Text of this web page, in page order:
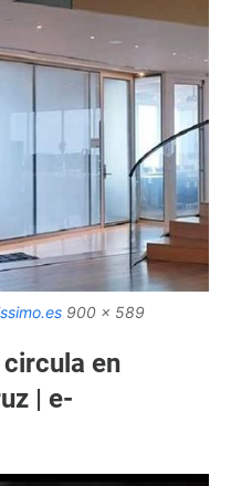
900 x 589
en
| e-